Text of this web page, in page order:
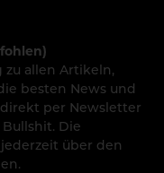
zu allen Artikeln,
besten News und
per Newsletter
Die
über den